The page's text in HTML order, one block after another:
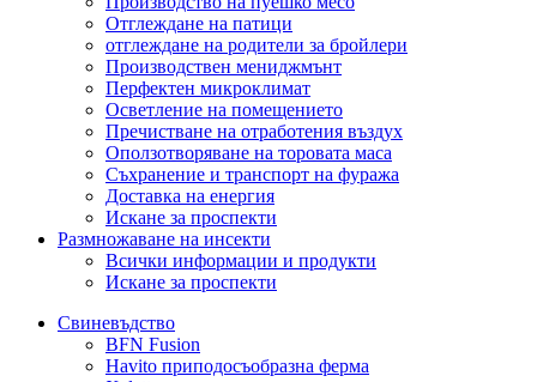
Отглеждане на патици
отглеждане на родители за бройлери
Производствен мениджмънт
Перфектен микроклимат
Осветление на помещението
Пречистване на отработения въздух
Оползотворяване на торовата маса
Съхранение и транспорт на фуража
Доставка на енергия
Искане за проспекти
Размножаване на инсекти
Всички информации и продукти
Искане за проспекти
Свиневъдство
BFN Fusion
Havito приподосъобразна ферма